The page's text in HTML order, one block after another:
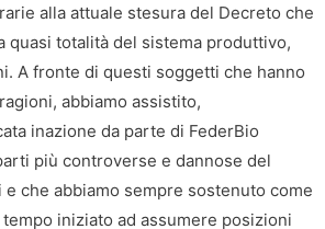
alla attuale stesura del Decreto che
totalità del sistema produttivo,
A fronte di questi soggetti che hanno
abbiamo assistito,
inazione da parte di FederBio
più controverse e dannose del
che abbiamo sempre sostenuto come
iniziato ad assumere posizioni